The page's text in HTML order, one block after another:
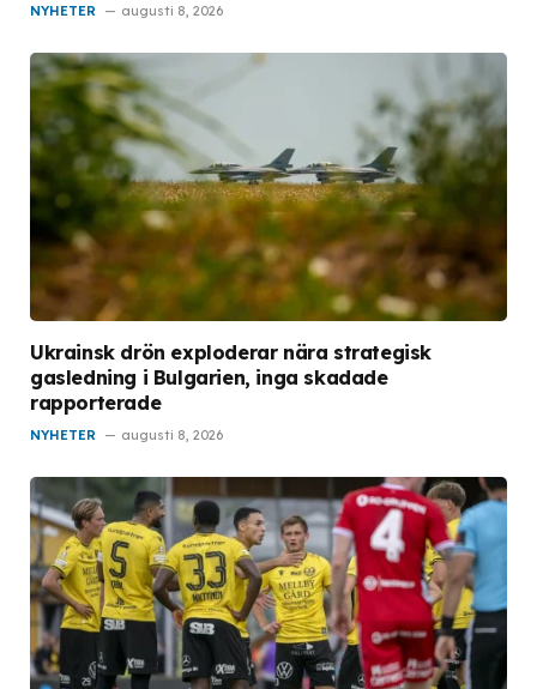
NYHETER augusti 8, 2026
Ukrainsk drön exploderar nära strategisk
gasledning i Bulgarien, inga skadade
rapporterade
NYHETER augusti 8, 2026